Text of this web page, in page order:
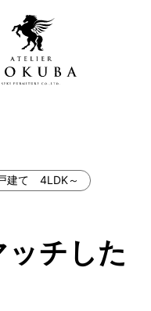
全商品一覧
新入荷情報
建て 4LDK～
チした